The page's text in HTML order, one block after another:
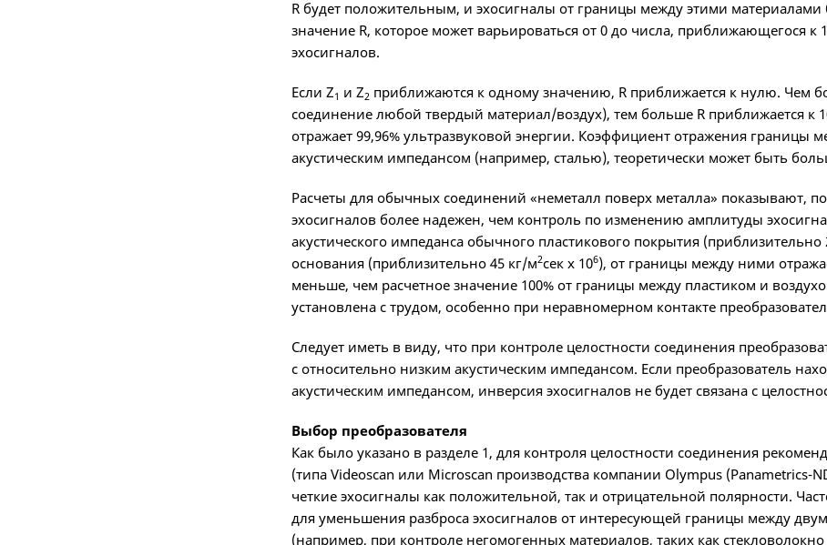
R будет положительным, и эхосигналы от границы между этими
значение R, которое может варьироваться от 0 до числа, приближающегося к
эхосигналов.
Если Z1 и Z2 приближаются к одному значению, R приближается к нулю. Чем
соединение любой твердый материал/воздух), тем больше R приближается к
отражает 99,96% ультразвуковой энергии. Коэффициент отражения границы
акустическим импедансом (например, сталью), теоретически может быть
Расчеты для обычных соединений «неметалл поверх металла» показывают,
эхосигналов более надежен, чем контроль по изменению амплитуды
акустического импеданса обычного пластикового покрытия (приблизительно
основания (приблизительно 45 кг/м2сек х 106), от границы между ними
меньше, чем расчетное значение 100% от границы между пластиком и
установлена с трудом, особенно при неравномерном контакте
Следует иметь в виду, что при контроле целостности соединения
с относительно низким акустическим импедансом. Если преобразователь
акустическим импедансом, инверсия эхосигналов не будет связана с
Выбор преобразователя
Как было указано в разделе 1, для контроля целостности соединения
(типа Videoscan или Microscan производства компании Olympus (Panametrics-
четкие эхосигналы как положительной, так и отрицательной полярности.
для уменьшения разброса эхосигналов от интересующей границы между
(например, при контроле негомогенных материалов, таких как